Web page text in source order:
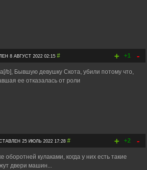
+ +1 -
8 АВГУСТ 2022 02:15 #
b], Бывшую девушку Скота, убили потому что,
ее отказалась от роли
+ +2 -
25 ИЮЛЬ 2022 17:28 #
оборотней кулаками, когда у них есть такие
двери машин...